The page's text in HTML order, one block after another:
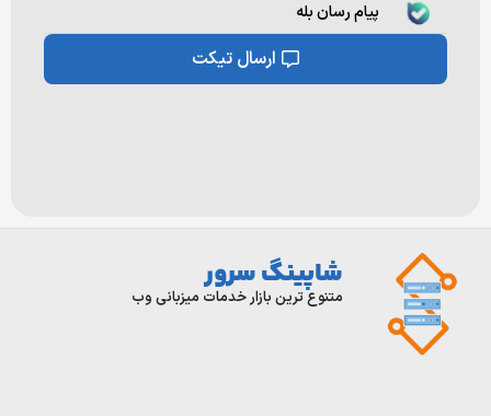
پیام رسان بله
ارسال تیکت
شاپینگ سرور
متنوع ترین بازار خدمات میزبانی وب